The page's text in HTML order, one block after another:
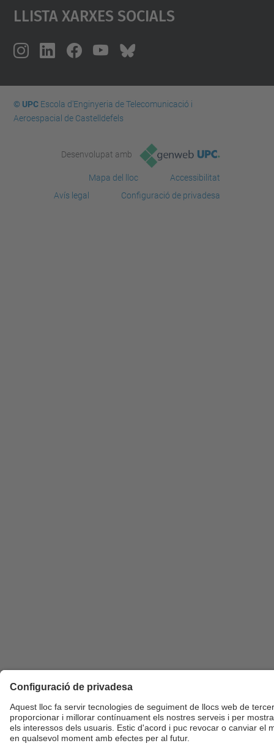
Llista Xarxes Socials
© UPCEscola d'Enginyeria de Telecomunicació i
Aeroespacial de Castelldefels
Desenvolupat amb
Mapa del lloc
Accessibilitat
Avís legal
Configuració de privadesa